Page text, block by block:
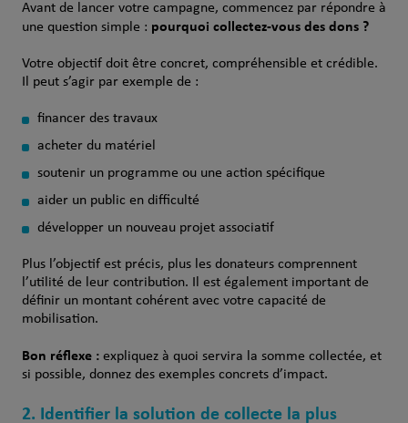
Avant de lancer votre campagne, commencez par répondre à
une question simple : pourquoi collectez-vous des dons ?
Votre objectif doit être concret, compréhensible et crédible.
Il peut s’agir par exemple de :
financer des travaux
acheter du matériel
soutenir un programme ou une action spécifique
aider un public en difficulté
développer un nouveau projet associatif
Plus l’objectif est précis, plus les donateurs comprennent
l’utilité de leur contribution. Il est également important de
définir un montant cohérent avec votre capacité de
mobilisation.
Bon réflexe :expliquez à quoi servira la somme collectée, et
si possible, donnez des exemples concrets d’impact.
2. Identifier la solution de collecte la plus